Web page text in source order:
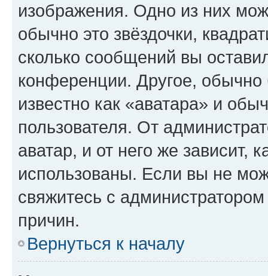
изображения. Одно из них
обычно это звёздочки,
сколько сообщений вы
конференции. Другое,
известно как «аватара» и
пользователя. От
аватар, и от него же зависит,
использованы. Если вы не
свяжитесь с
причин.
Вернуться к началу